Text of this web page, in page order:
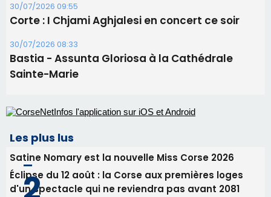
30/07/2026 09:55
Corte : I Chjami Aghjalesi en concert ce soir
30/07/2026 08:33
Bastia - Assunta Gloriosa à la Cathédrale
Sainte-Marie
Les plus lus
Satine Nomary est la nouvelle Miss Corse 2026
Éclipse du 12 août : la Corse aux premières loges
d'un spectacle qui ne reviendra pas avant 2081